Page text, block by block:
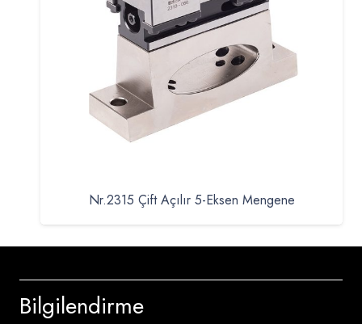
Nr.2315 Çift Açılır 5-Eksen Mengene
Bilgilendirme